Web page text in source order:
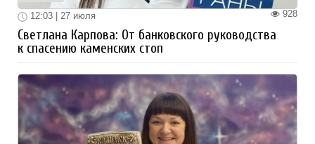
928
12:03 | 27 июля
Светлана Карпова: От банковского руководства
к спасению каменских стоп